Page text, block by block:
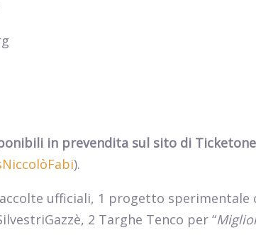
in prevendita sul sito di
).
ufficiali, 1 progetto
2 Targhe Tenco per “